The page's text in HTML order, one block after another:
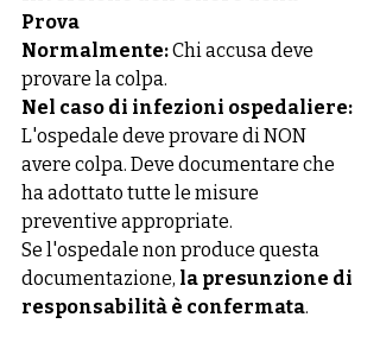
Prova
Normalmente: Chi accusa deve
provare la colpa.
Nel caso di infezioni ospedaliere:
L'ospedale deve provare di NON
avere colpa. Deve documentare che
ha adottato tutte le misure
preventive appropriate.
Se l'ospedale non produce questa
documentazione, la presunzione di
responsabilità è confermata.